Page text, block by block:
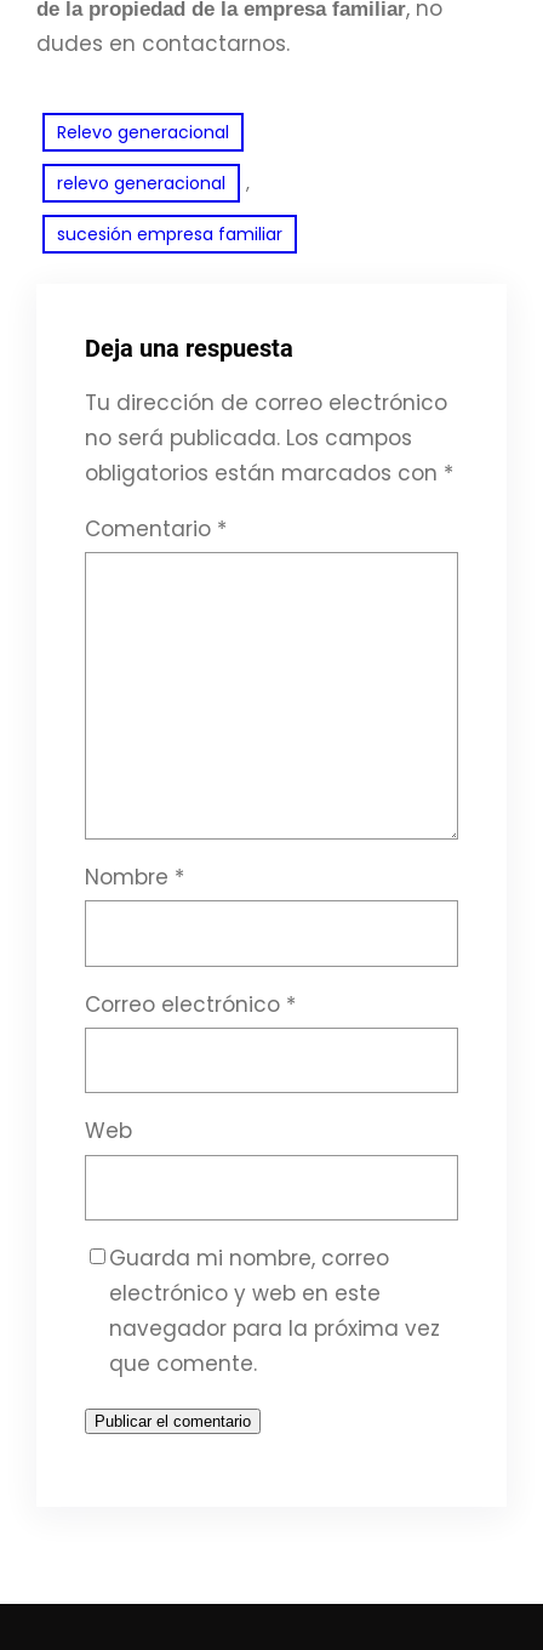
de la propiedad de la empresa familiar, no
dudes en contactarnos.
Relevo generacional
relevo generacional ,
sucesión empresa familiar
Deja una respuesta
Tu dirección de correo electrónico
no será publicada. Los campos
obligatorios están marcados con *
Comentario *
Nombre *
Correo electrónico *
Web
Guarda mi nombre, correo
electrónico y web en este
navegador para la próxima vez
que comente.